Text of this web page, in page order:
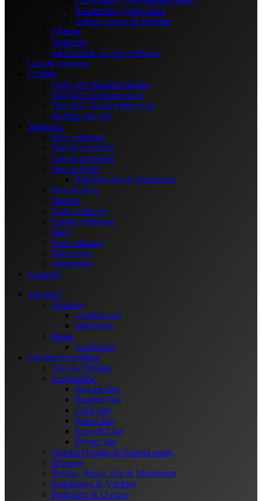
Rocaiperler / Seed beads
Anboret perler & Tilbehør
Enderør
Vedhæng
Sølvfarvede smykkevedhæng
Glas & porcelæn
Charms
Guld, sølv & metal charms
Smykker til charms m.m.
Glas led – Resin perler m.m.
Sterling sølv led
Vedhæng
Sølv vedhæng
Glas & porcelæn
Glas & porcelæn
Sten & Perler
Polerede sten & lommesten
Kors & Ikon
Blandet
Guld vedhæng
Emalje vedhæng
Børn
Sort vedhæng
Stjernetegn
Stjernetegn
Knapper
Smykker
Øreringe
Guldfarvede
Sølvfarvet
Ringe
Guldbelagt
Smykkefremstilling
Wire & Tilbehør
Smykkelåse
Magnet låse
Karabin låse
Click låse
Bidsel låse
Krog & Låse
Øvrige låse
Gummi O-ringe & Gummi snøre
Øreringe
Broche, Ringe, Hår & Mobilstrop
Indpakning & Værktøj
Perlestave & O-ringe